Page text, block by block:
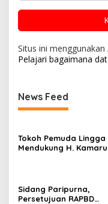
Situs ini
Pelajari bagaimana
News Feed
Tokoh Pemuda Lingga
Mendukung H.
Sidang Paripurna,
Persetujuan RAPBD